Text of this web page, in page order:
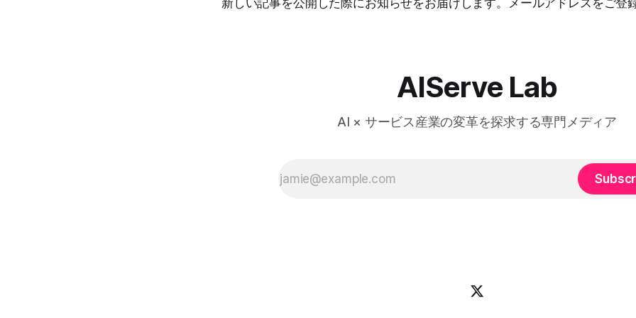
新しい記事を公開した際にお知らせをお届けします。メールアドレスをご登
AIServe Lab
AI × サービス産業の変革を探求する専門メディア